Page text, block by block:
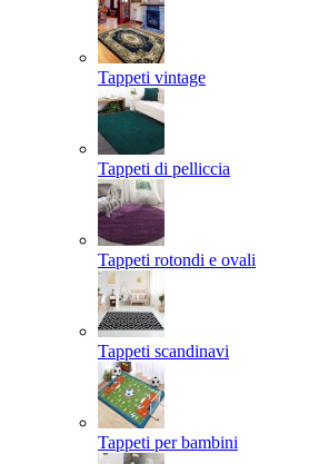
Tappeti vintage
Tappeti di pelliccia
Tappeti rotondi e ovali
Tappeti scandinavi
Tappeti per bambini